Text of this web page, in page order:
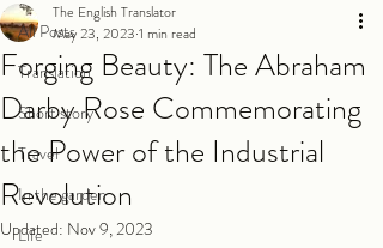
All Posts
Translation
Short story
Travel
In the garden
Life
Forging Beauty: The Abraham
Darby Rose Commemorating
the Power of the Industrial
Revolution
The English Translator
May 23, 2023 1 min read
Updated: Nov 9, 2023